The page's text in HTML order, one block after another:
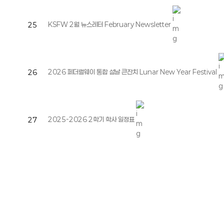
25 KSFW 2월 뉴스레터 February Newsletter
26 2026 페더럴웨이 통합 설날 큰잔치 Lunar New Year Festival
27 2025-2026 2학기 학사 일정표